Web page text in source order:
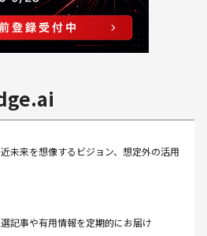
未来を想像するビジョン、想定外の活用
記事や有用情報を定期的にお届け